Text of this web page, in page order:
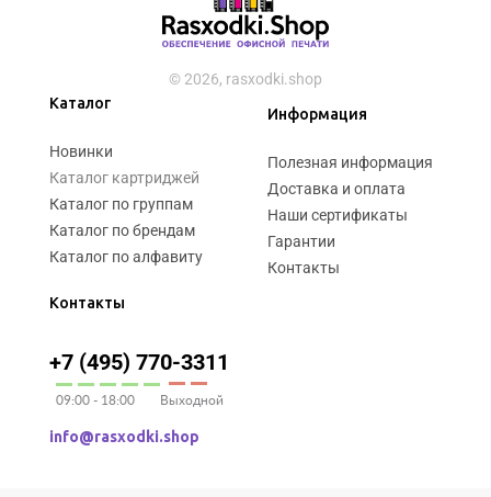
© 2026, rasxodki.shop
Каталог
Новинки
Каталог картриджей
Каталог по группам
Каталог по брендам
Каталог по алфавиту
Информация
Полезная информация
Доставка и оплата
Наши сертификаты
Гарантии
Контакты
Контакты
+7 (495) 770-3311
09:00 - 18:00 Выходной
info@rasxodki.shop